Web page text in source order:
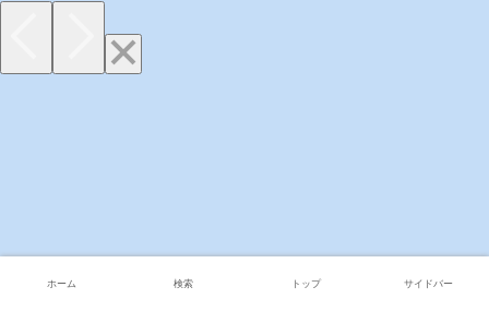
ホーム 検索 トップ サイドバー